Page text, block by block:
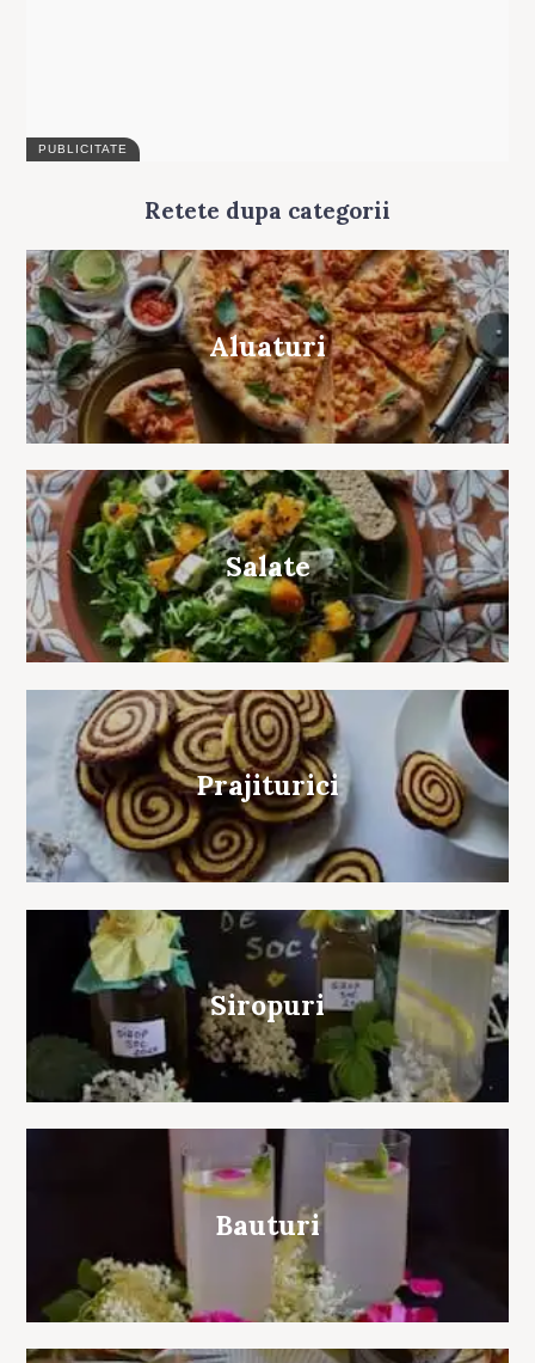
Retete dupa categorii
Aluaturi
Salate
Prajiturici
Siropuri
Bauturi